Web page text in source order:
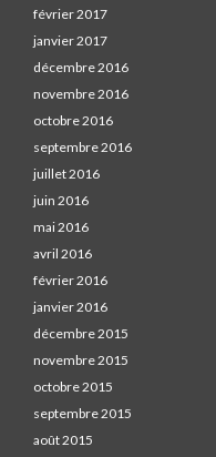
février 2017
janvier 2017
décembre 2016
novembre 2016
octobre 2016
septembre 2016
juillet 2016
juin 2016
mai 2016
avril 2016
février 2016
janvier 2016
décembre 2015
novembre 2015
octobre 2015
septembre 2015
août 2015